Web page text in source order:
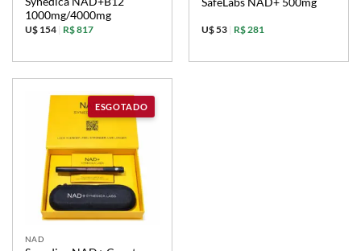
1000mg/4000mg
U$ 154 R$ 817 U$ 53 R$ 281
NAD